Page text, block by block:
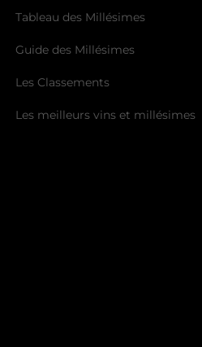
Tableau des Millésimes
Guide des Millésimes
Les Classements
Les meilleurs vins et millésimes